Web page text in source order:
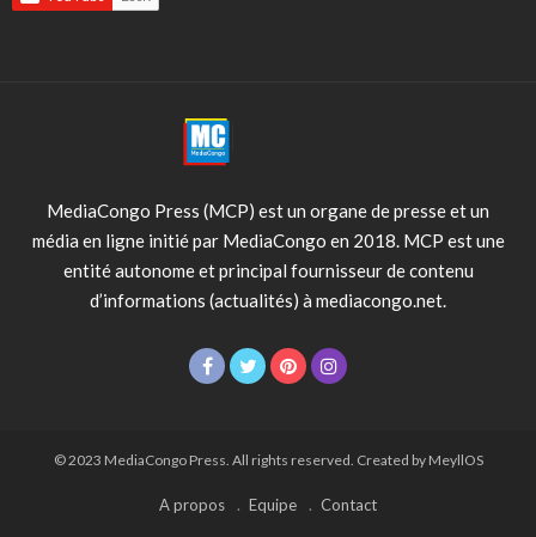
MediaCongo Press (MCP) est un organe de presse et un
média en ligne initié par MediaCongo en 2018. MCP est une
entité autonome et principal fournisseur de contenu
d’informations (actualités) à mediacongo.net.
© 2023 MediaCongo Press. All rights reserved. Created by MeyllOS
A propos Equipe Contact